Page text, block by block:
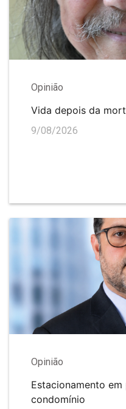
Opinião
Vida depois da
9/08/2026
Opinião
Estacionamento
condomínio